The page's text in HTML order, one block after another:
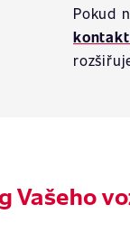
Pokud
Vašeho